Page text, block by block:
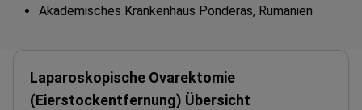
Akademisches Krankenhaus Ponderas, Rumänien
Laparoskopische Ovarektomie
(Eierstockentfernung) Übersicht